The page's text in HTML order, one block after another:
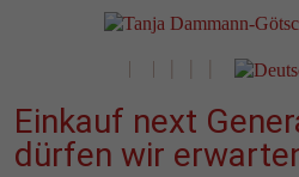
Einkauf next
dürfen wir